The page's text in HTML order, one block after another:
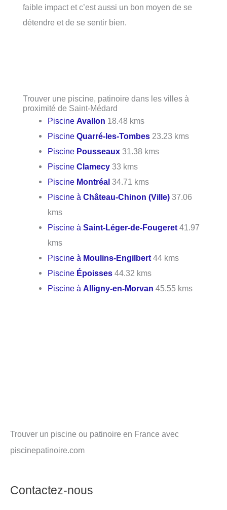
faible impact et c’est aussi un bon moyen de se
détendre et de se sentir bien.
Trouver une piscine, patinoire dans les villes à
proximité de Saint-Médard
PiscineAvallon 18.48 kms
PiscineQuarré-les-Tombes 23.23 kms
Piscine Pousseaux 31.38 kms
PiscineClamecy 33 kms
Piscine Montréal 34.71 kms
Piscine àChâteau-Chinon (Ville) 37.06
kms
Piscine àSaint-Léger-de-Fougeret 41.97
kms
Piscine à Moulins-Engilbert 44 kms
Piscine Époisses 44.32 kms
Piscine àAlligny-en-Morvan 45.55 kms
Trouver un piscine ou patinoire en France avec
piscinepatinoire.com
Contactez-nous